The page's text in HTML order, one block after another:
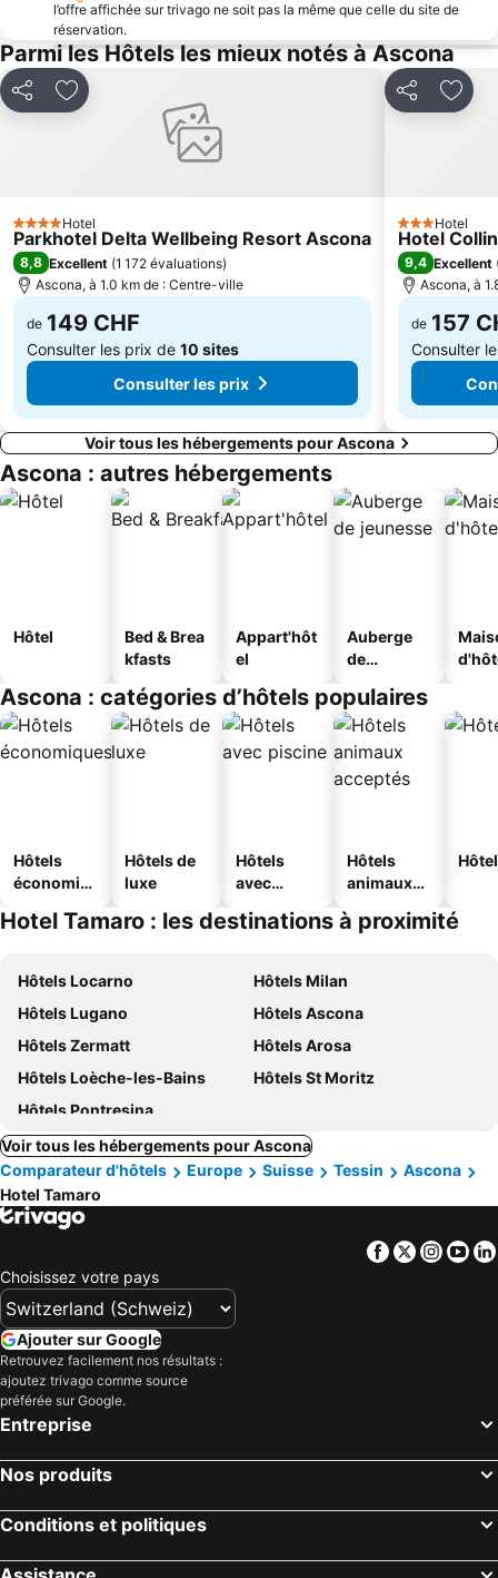
Promenade en bord de mer de Lugano
Pregassona
Porto di Stresa
Breganzona
Monte Generoso Calvagione
Aéroport de Lugano
Cassarate
Cathédrale de Côme
Monte Verità
Stadio Giuseppe Sinigaglia
Imbarcadero Orta San Giulio
Villa del Balbianello
l’offre affichée sur trivago ne soit pas la même que celle du site de
réservation.
Parmi les Hôtels les mieux notés à Ascona
PartagerAjouter à mes favoris
4 ÉtoilesHotel
Parkhotel Delta Wellbeing Resort Ascona
8,8 Excellent (1 172 évaluations)
Ascona, à 1.0 km de : Centre-ville
de 149 CHF
Consulter les prix de 10 sites
Consulter les prix
Partager
3 Étoiles
Hotel
Hotel
9,4 Excellent
Ascona, à
de 157
Consulter
Voir tous les hébergements pour Ascona
Ascona : autres hébergements
Hôtel
Bed & Brea
kfasts
Appart'hôt
el
Auberge
de
Ascona : catégories d’hôtels populaires
Hôtels
économiq
Hôtels de
luxe
Hôtels
avec
Hôtels
animaux
Hotel Tamaro : les destinations à proximité
Hôtels Locarno
Hôtels Milan
Hôtels Lugano
Hôtels Ascona
Hôtels Zermatt
Hôtels Arosa
Hôtels Loèche-les-Bains
Hôtels St Moritz
Hôtels Pontresina
Voir tous les hébergements pour Ascona
Comparateur d'hôtels
Europe Suisse Tessin
Ascona
Hotel Tamaro
Facebook
Twitter
Choisissez votre pays
Ajouter sur Google
Retrouvez facilement nos résultats :
ajoutez trivago comme source
préférée sur Google.
Entreprise
Nos produits
Conditions et politiques